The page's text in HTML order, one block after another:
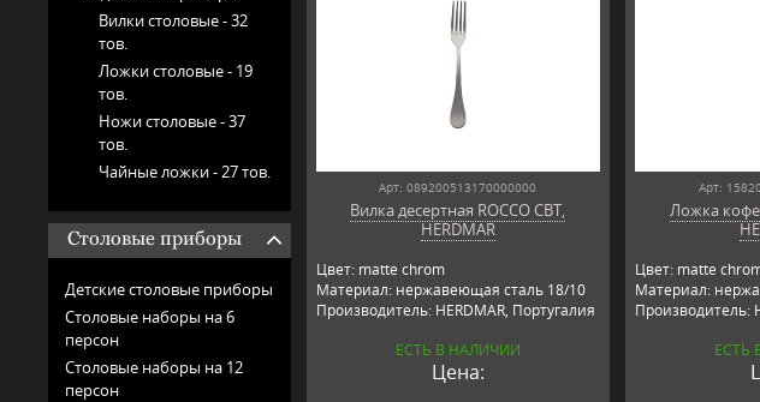
Вилки столовые -32
тов.
Ложки столовые - 19
тов.
Ножи столовые -37
тов.
Чайные ложки -27 тов.
Столовые приборы
Детские столовые приборы
Столовые наборы на 6
персон
Столовые наборы на 12
персон
Арт: 089200513170000000
Вилка десертная ROCCO CBT,
HERDMAR
Цвет: matte chrom
Материал: нержавеющая сталь 18/10
Производитель: HERDMAR, Португалия
ЕСТЬ В НАЛИЧИИ
Цена:
Арт:
Ложка
Цвет: matte
Материал:
Производитель:
ЕСТЬ